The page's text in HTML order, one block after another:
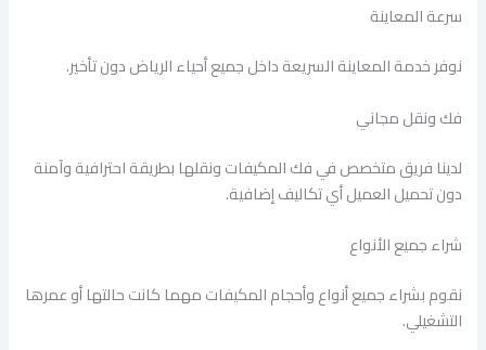
سرعة المعاينة
نوفر خدمة المعاينة السريعة داخل جميع أحياء الرياض دون تأخير.
فك ونقل مجاني
لدينا فريق متخصص في فك المكيفات ونقلها بطريقة احترافية وآمنة
دون تحميل العميل أي تكاليف إضافية.
شراء جميع الأنواع
نقوم بشراء جميع أنواع وأحجام المكيفات مهما كانت حالتها أو عمرها
التشغيلي.